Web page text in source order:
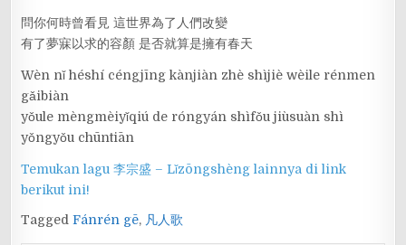
問你何時曾看見 這世界為了人們改變
有了夢寐以求的容顏 是否就算是擁有春天
Wèn nǐ héshí céngjīng kànjiàn zhè shìjiè wèile rénmen
gǎibiàn
yǒule mèngmèiyǐqiú de róngyán shìfǒu jiùsuàn shì
yǒngyǒu chūntiān
Temukan lagu 李宗盛 – Lǐzōngshèng lainnya di link
berikut ini!
TaggedFánrén gē, 凡人歌